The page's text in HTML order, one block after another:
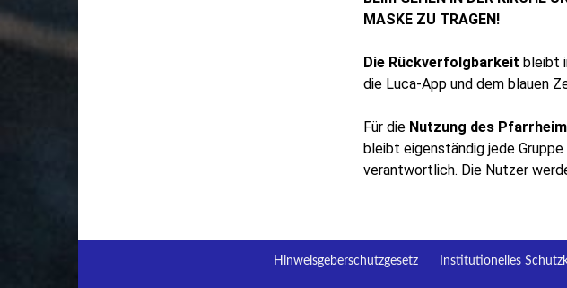
MASKE ZU TRAGEN!
Die Rückverfolgbarkeit bleibt
die Luca-App und dem blauen
Für die Nutzung des
bleibt eigenständig jede
verantwortlich. Die Nutzer
Hinweisgeberschutzgesetz Institutionelles